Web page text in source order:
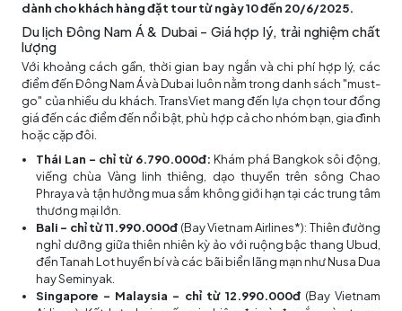
dành cho khách hàng đặt tour từ ngày 10 đến 20/6/2025.
Du lịch Đông Nam Á & Dubai – Giá hợp lý, trải nghiệm chất
lượng
Với khoảng cách gần, thời gian bay ngắn và chi phí hợp lý, các
điểm đến Đông Nam Á và Dubai luôn nằm trong danh sách "must-
go" của nhiều du khách. TransViet mang đến lựa chọn tour đồng
giá đến các điểm đến nổi bật, phù hợp cả cho nhóm bạn, gia đình
hoặc cặp đôi.
Thái Lan – chỉ từ 6.790.000đ: Khám phá Bangkok sôi động,
viếng chùa Vàng linh thiêng, dạo thuyền trên sông Chao
Phraya và tận hưởng mua sắm không giới hạn tại các trung tâm
thương mại lớn.
Bali – chỉ từ 11.990.000đ (Bay Vietnam Airlines*): Thiên đường
nghỉ dưỡng giữa thiên nhiên kỳ ảo với ruộng bậc thang Ubud,
đền Tanah Lot huyền bí và các bãi biển lãng mạn như Nusa Dua
hay Seminyak.
Singapore – Malaysia – chỉ từ 12.990.000đ(Bay Vietnam